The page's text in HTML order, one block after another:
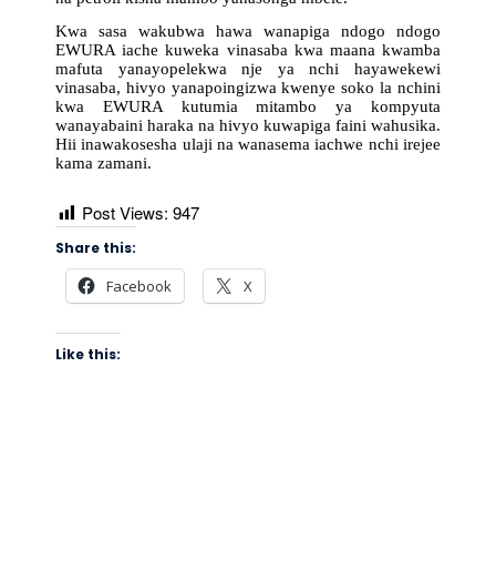
Kwa sasa wakubwa hawa wanapiga ndogo ndogo
EWURA iache kuweka vinasaba kwa maana kwamba
mafuta yanayopelekwa nje ya nchi hayawekewi
vinasaba, hivyo yanapoingizwa kwenye soko la nchini
kwa EWURA kutumia mitambo ya kompyuta
wanayabaini haraka na hivyo kuwapiga faini wahusika.
Hii inawakosesha ulaji na wanasema iachwe nchi irejee
kama zamani.
Post Views: 947
Share this:
Facebook X
Like this: